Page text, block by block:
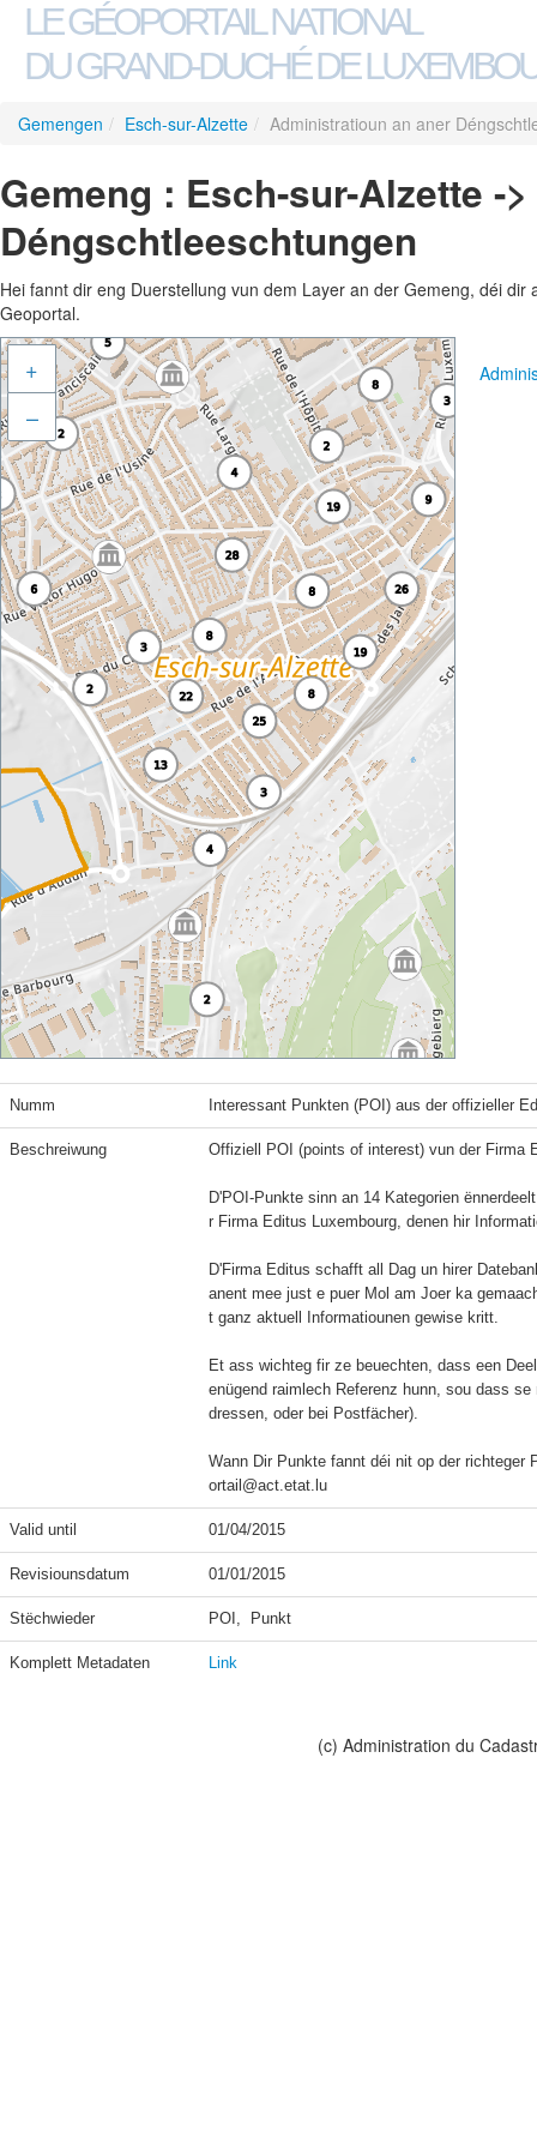
LE GÉOPORTAIL NATIONAL
DU GRAND-DUCHÉ DE
Gemengen / Esch-sur-Alzette / Administratioun an aner
Gemeng : Esch-sur-Alzette -
Déngschtleeschtungen
Hei fannt dir eng Duerstellung vun dem Layer an der Gemeng, déi
Geoportal.
+
–
Numm Interessant Punkten (POI) aus der offizieller
Beschreiwung Offiziell POI (points of interest) vun der Firma
D'POI-Punkte sinn an 14 Kategorien
r Firma Editus Luxembourg, denen hir
D'Firma Editus schafft all Dag un hirer
anent mee just e puer Mol am Joer ka
t ganz aktuell Informatiounen gewise kritt.
Et ass wichteg fir ze beuechten, dass een
enügend raimlech Referenz hunn, sou dass
dressen, oder bei Postfächer).
Wann Dir Punkte fannt déi nit op der
ortail@act.etat.lu
Valid until 01/04/2015
Revisiounsdatum 01/01/2015
Stëchwieder POI,  Punkt
Komplett Metadaten Link
(c) Administration du